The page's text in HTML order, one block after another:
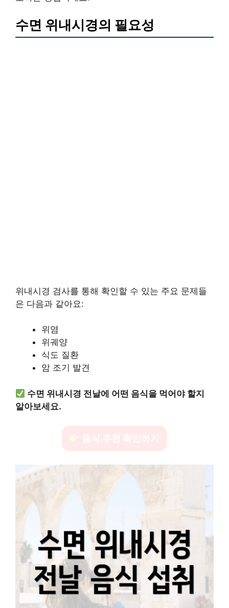
수면 위내시경의 필요성
위내시경 검사를 통해 확인할 수 있는 주요 문제들
은 다음과 같아요:
위염
위궤양
식도 질환
암 조기 발견
수면 위내시경 전날에 어떤 음식을 먹어야 할지
알아보세요.